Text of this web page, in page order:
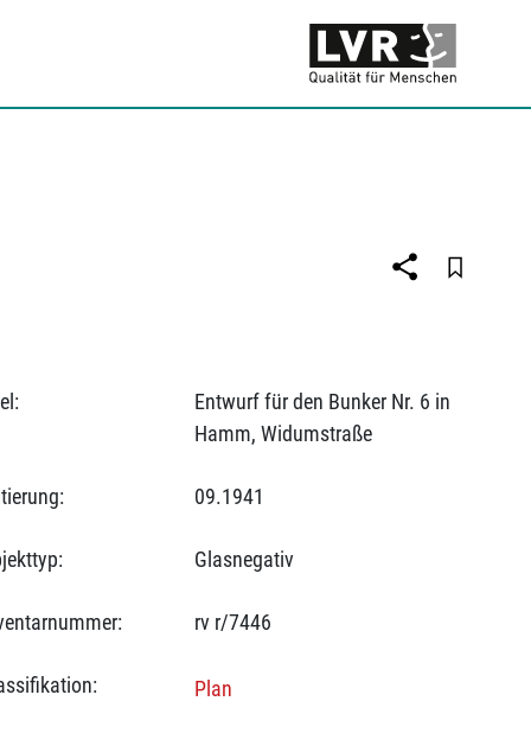
Entwurf für den Bunker Nr. 6 in
Hamm, Widumstraße
09.1941
Glasnegativ
rv r/7446
Plan